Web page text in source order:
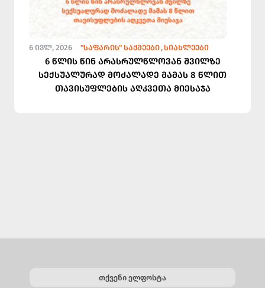
6 ᲘᲕᲚ, 2026 "ᲡᲐᲤᲐᲠᲘᲡ" ᲡᲐᲥᲛᲔᲔᲑᲘ ᲡᲘᲐᲮᲚᲔᲔᲑᲘ
6 წლის წინ არასრულწლოვან შვილზე
სექსუალურად მოძალადე მამას 8 წლით
თავისუფლების აღკვეთა მიესაჯა